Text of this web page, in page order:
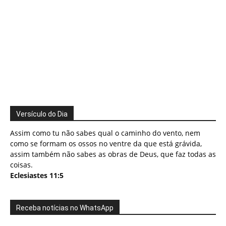
Versículo do Dia
Assim como tu não sabes qual o caminho do vento, nem
como se formam os ossos no ventre da que está grávida,
assim também não sabes as obras de Deus, que faz todas as
coisas.
Eclesiastes 11:5
Receba notícias no WhatsApp